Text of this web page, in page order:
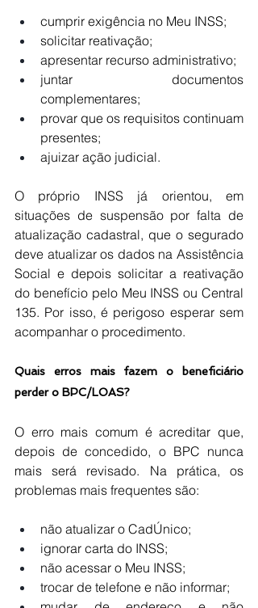
cumprir exigência no Meu INSS;
solicitar reativação;
apresentar recurso administrativo;
juntar documentos
complementares;
provar que os requisitos continuam
presentes;
ajuizar ação judicial.
O próprio INSS já orientou, em
situações de suspensão por falta de
atualização cadastral, que o segurado
deve atualizar os dados na Assistência
Social e depois solicitar a reativação
do benefício pelo Meu INSS ou Central
135. Por isso, é perigoso esperar sem
acompanhar o procedimento.
Quais erros mais fazem o beneficiário
perder o BPC/LOAS?
O erro mais comum é acreditar que,
depois de concedido, o BPC nunca
mais será revisado. Na prática, os
problemas mais frequentes são:
não atualizar o CadÚnico;
ignorar carta do INSS;
não acessar o Meu INSS;
trocar de telefone e não informar;